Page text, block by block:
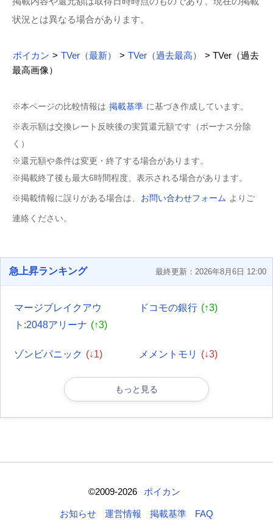
状況とは異なる場合があります。
ポイカン > TVer（最新） > TVer（過去最高）
> TVer（過去
最高画像）
※本ページの比較情報は 掲載基準 に基づき作成しています。
※表示額は交換レート反映後の実質還元額です（ボーナス分除
く）
※還元額や条件は変更・終了する場合があります。
※掲載終了後も最大6時間程度、表示される場合があります。
※掲載情報に誤りがある場合は、 お問い合わせフォーム よりご
連絡ください。
急上昇ランキング 最終更新：2026年8月6日 12:00
マージブレイクアウ
ト:2048アリーナ (↑3)
ドコモの銀行 (↑3)
ゾンビパニック (↓1) メメントモリ (↓3)
もっと見る
©2009-2026 ポイカン
お知らせ 運営情報 掲載基準 FAQ